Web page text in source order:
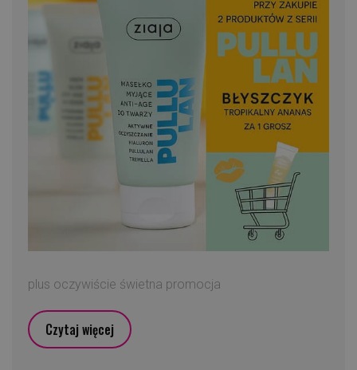
plus oczywiście świetna promocja
Czytaj więcej